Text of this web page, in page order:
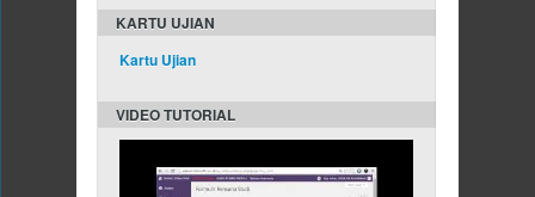
KARTU UJIAN
Kartu Ujian
VIDEO TUTORIAL